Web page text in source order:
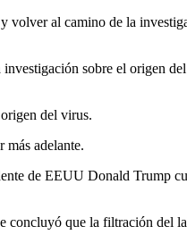
volver al camino de la
sobre el origen
del virus.
adelante.
de EEUU Donald Trump
que la filtración del